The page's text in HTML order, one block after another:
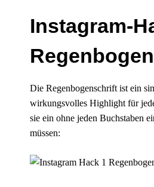
Instagram-
Die Regenbogenschrift ist ein
wirkungsvolles Highlight für
sie ein ohne jeden Buchstaben
müssen: